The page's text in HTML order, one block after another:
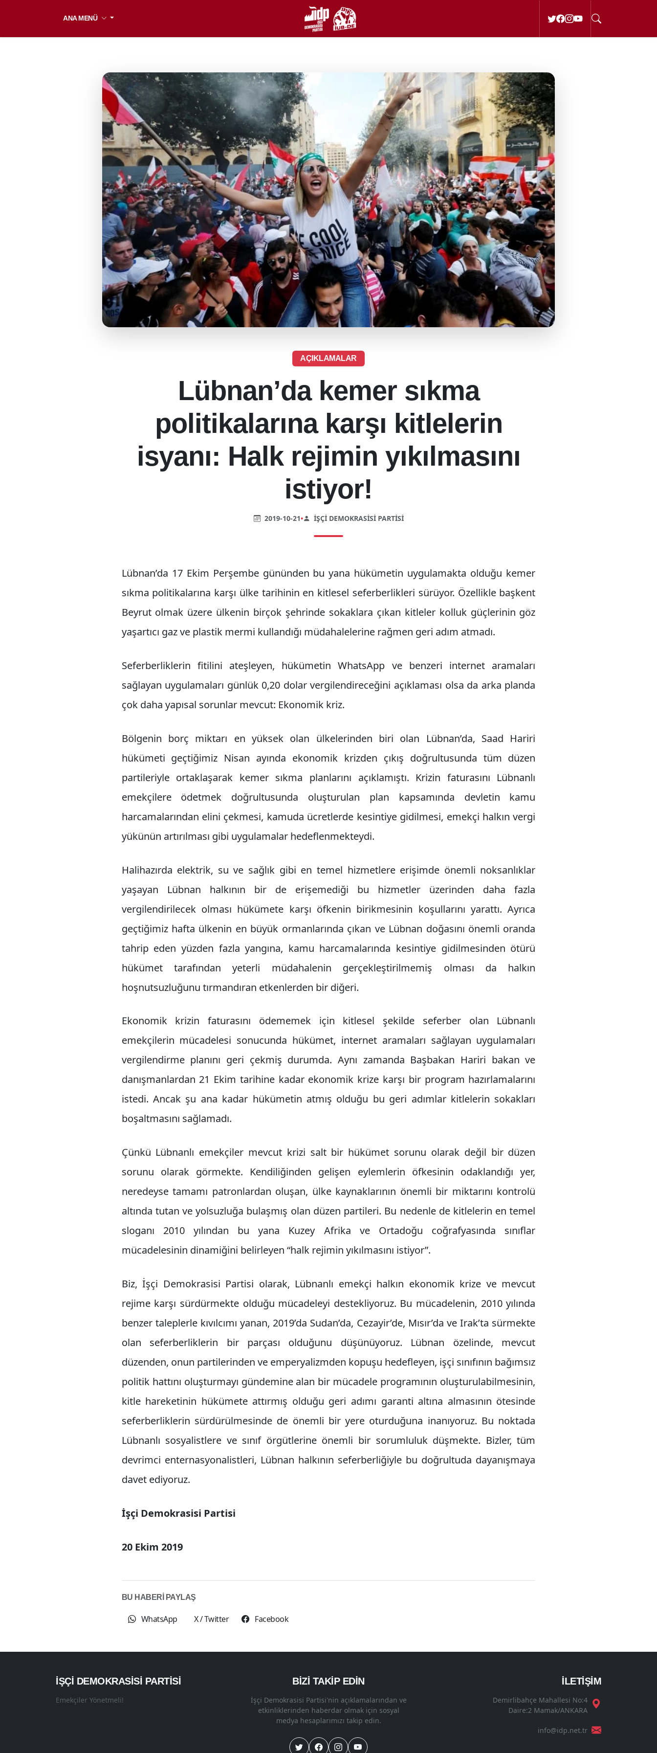
ANA MENÜ
AÇIKLAMALAR
Lübnan’da kemer sıkma
politikalarına karşı kitlelerin
isyanı: Halk rejimin yıkılmasını
istiyor!
2019-10-21• İŞÇI DEMOKRASISI PARTISI
Lübnan’da 17 Ekim Perşembe gününden bu yana hükümetin uygulamakta olduğu kemer
sıkma politikalarına karşı ülke tarihinin en kitlesel seferberlikleri sürüyor. Özellikle başkent
Beyrut olmak üzere ülkenin birçok şehrinde sokaklara çıkan kitleler kolluk güçlerinin göz
yaşartıcı gaz ve plastik mermi kullandığı müdahalelerine rağmen geri adım atmadı.
Seferberliklerin fitilini ateşleyen, hükümetin WhatsApp ve benzeri internet aramaları
sağlayan uygulamaları günlük 0,20 dolar vergilendireceğini açıklaması olsa da arka planda
çok daha yapısal sorunlar mevcut: Ekonomik kriz.
Bölgenin borç miktarı en yüksek olan ülkelerinden biri olan Lübnan’da, Saad Hariri
hükümeti geçtiğimiz Nisan ayında ekonomik krizden çıkış doğrultusunda tüm düzen
partileriyle ortaklaşarak kemer sıkma planlarını açıklamıştı. Krizin faturasını Lübnanlı
emekçilere ödetmek doğrultusunda oluşturulan plan kapsamında devletin kamu
harcamalarından elini çekmesi, kamuda ücretlerde kesintiye gidilmesi, emekçi halkın vergi
yükünün artırılması gibi uygulamalar hedeflenmekteydi.
Halihazırda elektrik, su ve sağlık gibi en temel hizmetlere erişimde önemli noksanlıklar
yaşayan Lübnan halkının bir de erişemediği bu hizmetler üzerinden daha fazla
vergilendirilecek olması hükümete karşı öfkenin birikmesinin koşullarını yarattı. Ayrıca
geçtiğimiz hafta ülkenin en büyük ormanlarında çıkan ve Lübnan doğasını önemli oranda
tahrip eden yüzden fazla yangına, kamu harcamalarında kesintiye gidilmesinden ötürü
hükümet tarafından yeterli müdahalenin gerçekleştirilmemiş olması da halkın
hoşnutsuzluğunu tırmandıran etkenlerden bir diğeri.
Ekonomik krizin faturasını ödememek için kitlesel şekilde seferber olan Lübnanlı
emekçilerin mücadelesi sonucunda hükümet, internet aramaları sağlayan uygulamaları
vergilendirme planını geri çekmiş durumda. Aynı zamanda Başbakan Hariri bakan ve
danışmanlardan 21 Ekim tarihine kadar ekonomik krize karşı bir program hazırlamalarını
istedi. Ancak şu ana kadar hükümetin atmış olduğu bu geri adımlar kitlelerin sokakları
boşaltmasını sağlamadı.
Çünkü Lübnanlı emekçiler mevcut krizi salt bir hükümet sorunu olarak değil bir düzen
sorunu olarak görmekte. Kendiliğinden gelişen eylemlerin öfkesinin odaklandığı yer,
neredeyse tamamı patronlardan oluşan, ülke kaynaklarının önemli bir miktarını kontrolü
altında tutan ve yolsuzluğa bulaşmış olan düzen partileri. Bu nedenle de kitlelerin en temel
sloganı 2010 yılından bu yana Kuzey Afrika ve Ortadoğu coğrafyasında sınıflar
mücadelesinin dinamiğini belirleyen “halk rejimin yıkılmasını istiyor”.
Biz, İşçi Demokrasisi Partisi olarak, Lübnanlı emekçi halkın ekonomik krize ve mevcut
rejime karşı sürdürmekte olduğu mücadeleyi destekliyoruz. Bu mücadelenin, 2010 yılında
benzer taleplerle kıvılcımı yanan, 2019’da Sudan’da, Cezayir’de, Mısır’da ve Irak’ta sürmekte
olan seferberliklerin bir parçası olduğunu düşünüyoruz. Lübnan özelinde, mevcut
düzenden, onun partilerinden ve emperyalizmden kopuşu hedefleyen, işçi sınıfının bağımsız
politik hattını oluşturmayı gündemine alan bir mücadele programının oluşturulabilmesinin,
kitle hareketinin hükümete attırmış olduğu geri adımı garanti altına almasının ötesinde
seferberliklerin sürdürülmesinde de önemli bir yere oturduğuna inanıyoruz. Bu noktada
Lübnanlı sosyalistlere ve sınıf örgütlerine önemli bir sorumluluk düşmekte. Bizler, tüm
devrimci enternasyonalistleri, Lübnan halkının seferberliğiyle bu doğrultuda dayanışmaya
davet ediyoruz.
İşçi Demokrasisi Partisi
20 Ekim 2019
BU HABERİ PAYLAŞ
WhatsApp X / Twitter Facebook
İŞÇI DEMOKRASISI PARTISI
Emekçiler Yönetmeli!
BİZİ TAKİP EDİN
İşçi Demokrasisi Partisi'nin açıklamalarından ve
etkinliklerinden haberdar olmak için sosyal
medya hesaplarımızı takip edin.
İLETİŞİM
Demirlibahçe Mahallesi No:4
Daire:2 Mamak/ANKARA
info@idp.net.tr